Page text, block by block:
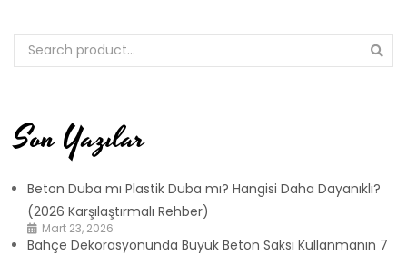
Son Yazılar
Beton Duba mı Plastik Duba mı? Hangisi Daha Dayanıklı?
(2026 Karşılaştırmalı Rehber)
Mart 23, 2026
Bahçe Dekorasyonunda Büyük Beton Saksı Kullanmanın 7